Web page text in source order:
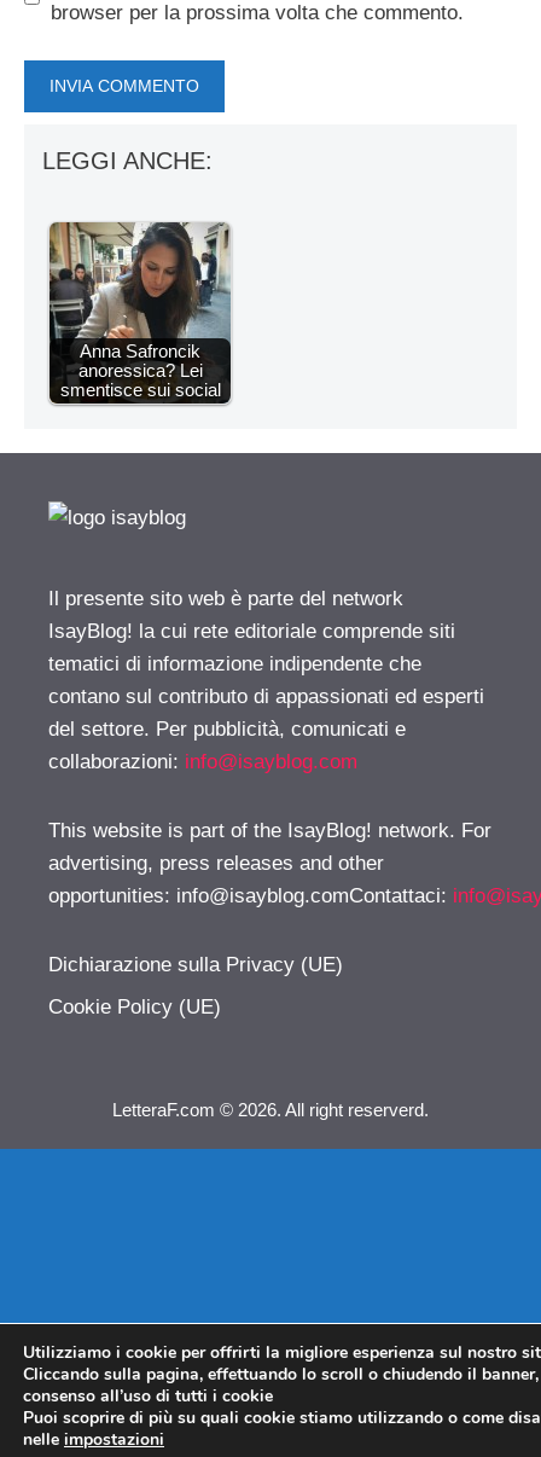
browser per la prossima volta che commento.
LEGGI ANCHE:
Anna Safroncik
anoressica? Lei
smentisce sui social
Il presente sito web è parte del network
IsayBlog! la cui rete editoriale comprende siti
tematici di informazione indipendente che
contano sul contributo di appassionati ed esperti
del settore. Per pubblicità, comunicati e
collaborazioni: info@isayblog.com
This website is part of the IsayBlog! network. For
advertising, press releases and other
opportunities: info@isayblog.comContattaci:
Dichiarazione sulla Privacy (UE)
Cookie Policy (UE)
LetteraF.com © 2026. All right reserverd.
Utilizziamo i cookie per offrirti la migliore esperienza sul nostro
Cliccando sulla pagina, effettuando lo scroll o chiudendo il
consenso all’uso di tutti i cookie
Puoi scoprire di più su quali cookie stiamo utilizzando o come
nelle impostazioni